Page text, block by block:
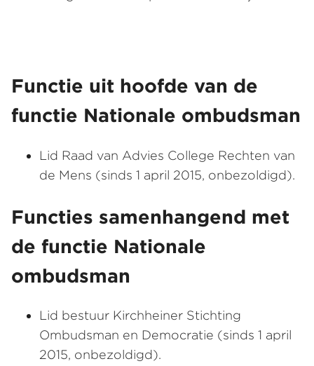
Functie uit hoofde van de
functie Nationale ombudsman
Lid Raad van Advies College Rechten van
de Mens (sinds 1 april 2015, onbezoldigd).
Functies samenhangend met
de functie Nationale
ombudsman
Lid bestuur Kirchheiner Stichting
Ombudsman en Democratie (sinds 1 april
2015, onbezoldigd).